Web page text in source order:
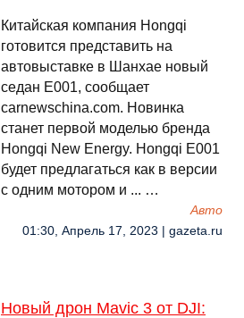
Китайская компания Hongqi
готовится представить на
автовыставке в Шанхае новый
седан E001, сообщает
carnewschina.com. Новинка
станет первой моделью бренда
Hongqi New Energy. Hongqi E001
будет предлагаться как в версии
с одним мотором и ... …
Авто
01:30, Апрель 17, 2023 | gazeta.ru
Новый дрон Mavic 3 от DJI: